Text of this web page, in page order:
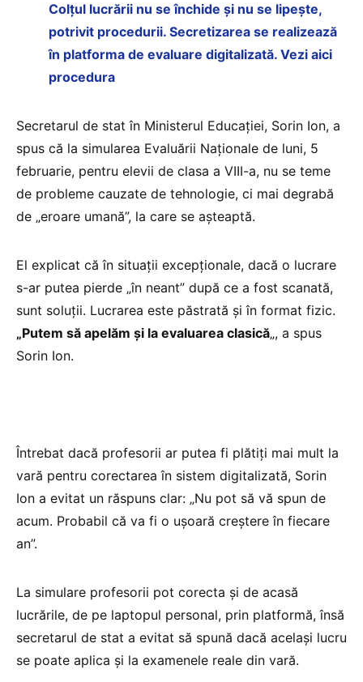
Colțul lucrării nu se închide și nu se lipește,
potrivit procedurii. Secretizarea se realizează
în platforma de evaluare digitalizată. Vezi aici
procedura
Secretarul de stat în Ministerul Educației, Sorin Ion, a
spus că la simularea Evaluării Naționale de luni, 5
februarie, pentru elevii de clasa a VIII-a, nu se teme
de probleme cauzate de tehnologie, ci mai degrabă
de „eroare umană”, la care se așteaptă.
El explicat că în situații excepționale, dacă o lucrare
s-ar putea pierde „în neant” după ce a fost scanată,
sunt soluții. Lucrarea este păstrată și în format fizic.
„Putem să apelăm și la evaluarea clasică„, a spus
Sorin Ion.
Întrebat dacă profesorii ar putea fi plătiți mai mult la
vară pentru corectarea în sistem digitalizată, Sorin
Ion a evitat un răspuns clar: „Nu pot să vă spun de
acum. Probabil că va fi o ușoară creștere în fiecare
an”.
La simulare profesorii pot corecta și de acasă
lucrările, de pe laptopul personal, prin platformă, însă
secretarul de stat a evitat să spună dacă același lucru
se poate aplica și la examenele reale din vară.